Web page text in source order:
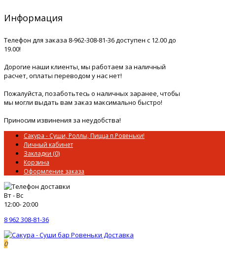
Информация
Телефон для заказа 8-962-308-81-36 доступен с 12.00 до
19.00!
Дорогие наши клиенты, мы работаем за наличный
расчет, оплаты переводом у нас нет!
Пожалуйста, позаботьтесь о наличных заранее, чтобы
мы могли выдать вам заказ максимально быстро!
Приносим извинения за неудобства!
Сакура - Суши, Роллы, Пицца п.Ровеньки!
Личный кабинет
Закладки (0)
Корзина
Оформление заказа
Вт - Вс
12:00- 20:00
8 962 308-81-36
0